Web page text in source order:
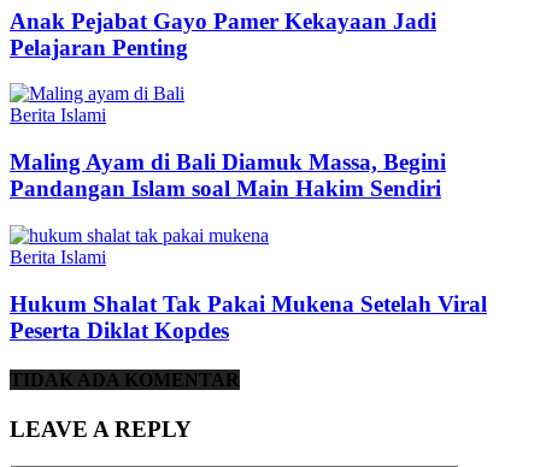
Anak Pejabat Gayo Pamer Kekayaan Jadi
Pelajaran Penting
Berita Islami
Maling Ayam di Bali Diamuk Massa, Begini
Pandangan Islam soal Main Hakim Sendiri
Berita Islami
Hukum Shalat Tak Pakai Mukena Setelah Viral
Peserta Diklat Kopdes
TIDAK ADA KOMENTAR
LEAVE A REPLY